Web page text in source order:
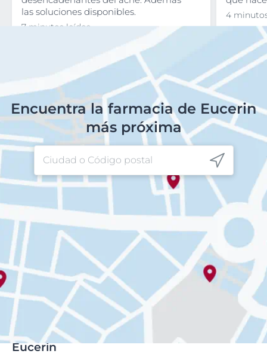
las soluciones disponibles.
7 minutos leídos
4
Encuentra la farmacia de Eucerin
más próxima
Eucerin